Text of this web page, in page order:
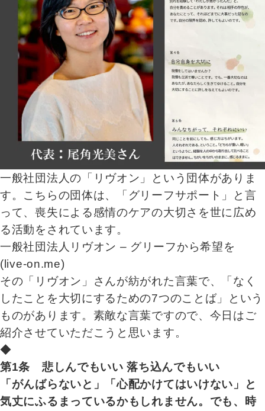
一般社団法人の「リヴオン」という団体がありま
す。こちらの団体は、「グリーフサポート」と言
って、喪失による感情のケアの大切さを世に広め
る活動をされています。
一般社団法人リヴオン – グリーフから希望を
(live-on.me)
その「リヴオン」さんが紡がれた言葉で、「なく
したことを大切にするための7つのことば」という
ものがあります。素敵な言葉ですので、今日はご
紹介させていただこうと思います。
◆
第1条 悲しんでもいい 落ち込んでもいい
「がんばらないと」「心配かけてはいけない」と
気丈にふるまっているかもしれません。でも、時